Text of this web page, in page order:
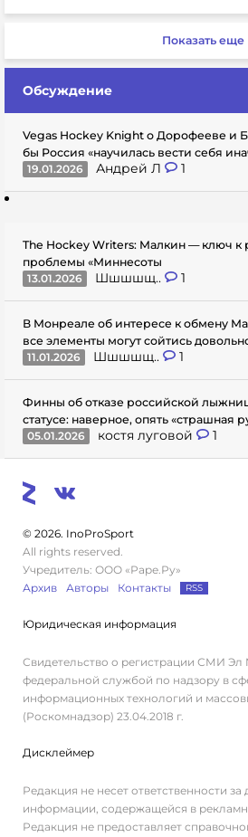
Показать еще
Обсуждение
Vegas Hockey Knight о Дорофееве и
бы Россия «научилась вести себя
19.01.2026
Андрей Л 1
The Hockey Writers: Малкин — ключ
проблемы «Миннесоты
13.01.2026
Шшшшщ.. 1
В Монреале об интересе к обмену
все элементы могут сойтись
11.01.2026
Шшшшщ.. 1
Финны об отказе российской
статусе: наверное, опять «страшная
05.01.2026
костя луговой 1
© 2026. InoProSport
All rights reserved.
Учредитель: ООО «Раре.Ру»
Архив
Авторы Контакты RSS
Юридическая информация
Свидетельство о регистрации СМИ
федеральной службой по надзору в
информационных технологий и
(Роскомнадзор) 23.04.2018 г.
Дисклеймер
Редакция не несет ответственности за
информации, содержащейся в
Редакция не предоставляет